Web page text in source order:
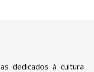
dedicados à cultura